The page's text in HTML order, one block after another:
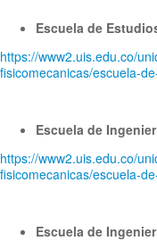
Escuela de
https://www2.uis.edu.co/
fisicomecanicas/escuela-
Escuela de
https://www2.uis.edu.co/
fisicomecanicas/escuela-
Escuela de